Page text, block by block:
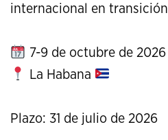
internacional en transición
7-9 de octubre de 2026
La Habana
Plazo: 31 de julio de 2026